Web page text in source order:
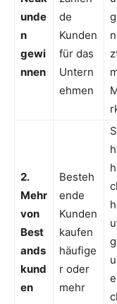
unde
n
gewi
nnen
de
Kunden
für das
Untern
ehmen
2.
Mehr
von
Best
ands
kund
en
Besteh
ende
Kunden
kaufen
häufige
r oder
mehr
g